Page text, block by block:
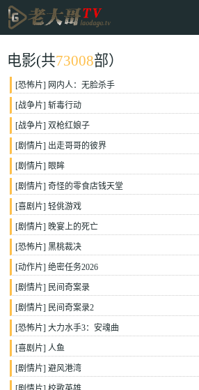
电影(共73008部）
[恐怖片] 网内人：无脸杀手
[战争片]斩毒行动
[战争片] 双枪红娘子
[剧情片] 出走哥哥的彼界
[剧情片] 眼眸
[剧情片]奇怪的零食店钱天堂
[喜剧片]轻佻游戏
[剧情片] 晚宴上的死亡
[恐怖片]黑桃裁决
[动作片]绝密任务2026
[剧情片] 民间奇案录
[剧情片] 民间奇案录2
[恐怖片]大力水手3：安魂曲
[喜剧片]人鱼
[剧情片]避风港湾